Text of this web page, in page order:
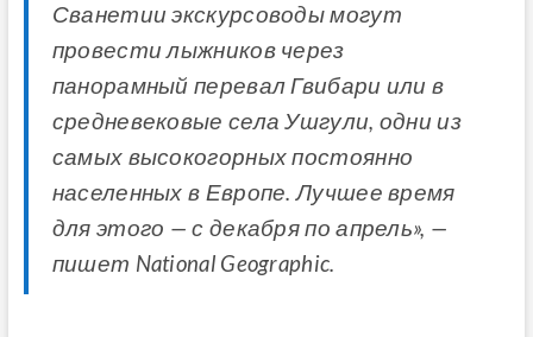
Сванетии экскурсоводы могут
провести лыжников через
панорамный перевал Гвибари или в
средневековые села Ушгули, одни из
самых высокогорных постоянно
населенных в Европе. Лучшее время
для этого — с декабря по апрель», —
пишет National Geographic.